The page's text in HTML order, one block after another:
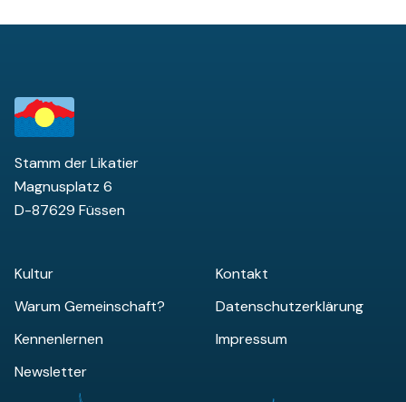
Stamm der Likatier
Magnusplatz 6
D-87629 Füssen
Kultur
Warum Gemeinschaft?
Kennenlernen
Newsletter
Kontakt
Datenschutzerklärung
Impressum